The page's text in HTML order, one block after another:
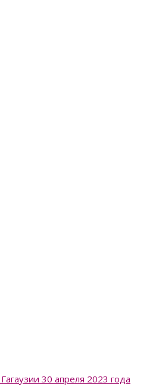
30 апреля 2023 года